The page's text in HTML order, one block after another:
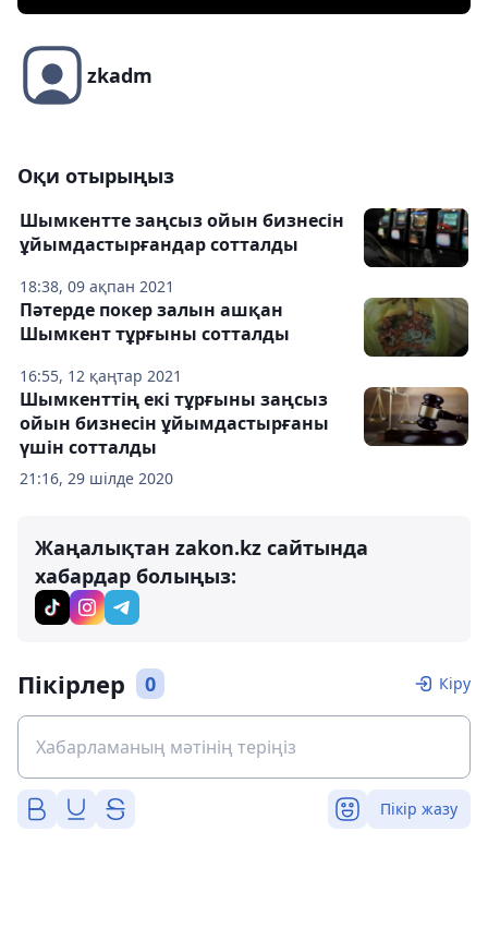
zkadm
Оқи отырыңыз
18:38, 09 ақпан 2021
Шымкентте заңсыз ойын бизнесін
ұйымдастырғандар сотталды
16:55, 12 қаңтар 2021
Пәтерде покер залын ашқан
Шымкент тұрғыны сотталды
21:16, 29 шілде 2020
Шымкенттің екі тұрғыны заңсыз
ойын бизнесін ұйымдастырғаны
үшін сотталды
Жаңалықтан zakon.kz сайтында
хабардар болыңыз:
Пікірлер 0 Кіру
Пікір жазу